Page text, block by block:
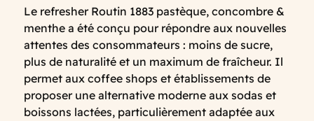
Le refresher Routin 1883 pastèque, concombre &
menthe a été conçu pour répondre aux nouvelles
attentes des consommateurs : moins de sucre,
plus de naturalité et un maximum de fraîcheur. Il
permet aux coffee shops et établissements de
proposer une alternative moderne aux sodas et
boissons lactées, particulièrement adaptée aux